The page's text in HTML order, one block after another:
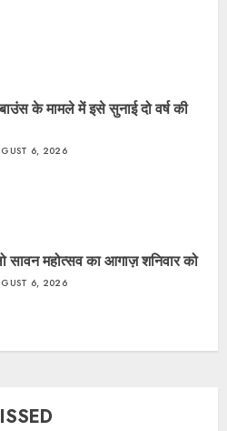
के मामले में इसे सुनाई दो वर्ष की
6, 2026
सावन महोत्सव का आगाज़ शनिवार को
6, 2026